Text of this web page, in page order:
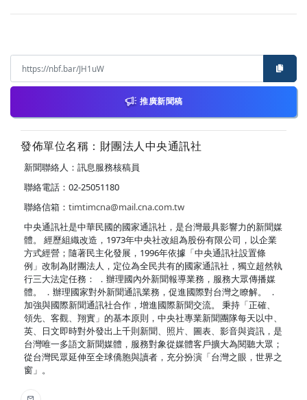
推廣新聞稿
發佈單位名稱：財團法人中央通訊社
新聞聯絡人：訊息服務核稿員
聯絡電話：02-25051180
聯絡信箱： timtimcna@mail.cna.com.tw
中央通訊社是中華民國的國家通訊社，是台灣最具影響力的新聞媒
體。 經歷組織改造，1973年中央社改組為股份有限公司，以企業
方式經營；隨著民主化發展，1996年依據「中央通訊社設置條
例」改制為財團法人，定位為全民共有的國家通訊社，獨立超然執
行三大法定任務： ．辦理國內外新聞報導業務，服務大眾傳播媒
體。 ．辦理國家對外新聞通訊業務，促進國際對台灣之瞭解。 ．
加強與國際新聞通訊社合作，增進國際新聞交流。 秉持「正確、
領先、客觀、翔實」的基本原則，中央社專業新聞團隊每天以中、
英、日文即時對外發出上千則新聞、照片、圖表、影音與資訊，是
台灣唯一多語文新聞媒體，服務對象從媒體客戶擴大為閱聽大眾；
從台灣民眾延伸至全球僑胞與讀者，充分扮演「台灣之眼，世界之
窗」。